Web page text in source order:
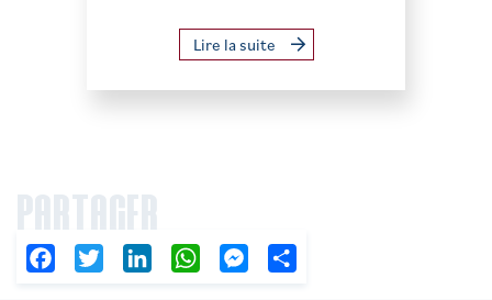
Lire la suite
PARTAGER
FacebookTwitter LinkedIn WhatsAppMessenger